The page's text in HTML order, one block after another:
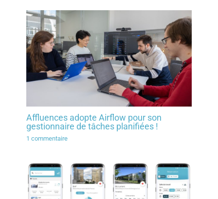
Affluences adopte Airflow pour son
gestionnaire de tâches planifiées !
1 commentaire